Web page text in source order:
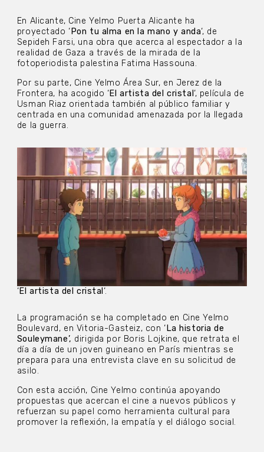
En Alicante, Cine Yelmo Puerta Alicante ha
proyectado ‘ Pon tu alma en la mano y anda‘, de
Sepideh Farsi, una obra que acerca al espectador a la
realidad de Gaza a través de la mirada de la
fotoperiodista palestina Fatima Hassouna.
Por su parte, Cine Yelmo Área Sur, en Jerez de la
Frontera, ha acogido ‘El artista del cristal ‘, película de
Usman Riaz orientada también al público familiar y
centrada en una comunidad amenazada por la llegada
de la guerra.
‘El artista del cristal ‘.
La programación se ha completado en Cine Yelmo
Boulevard, en Vitoria-Gasteiz, con ‘ La historia de
Souleymane’, dirigida por Boris Lojkine, que retrata el
día a día de un joven guineano en París mientras se
prepara para una entrevista clave en su solicitud de
asilo.
Con esta acción, Cine Yelmo continúa apoyando
propuestas que acercan el cine a nuevos públicos y
refuerzan su papel como herramienta cultural para
promover la reflexión, la empatía y el diálogo social.